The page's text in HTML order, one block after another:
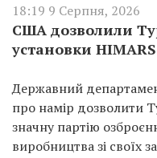
18:19 9 Серпня, 2026
США дозволили
установки HIMARS
Державний
про намір дозволити
значну партію
виробництва зі своїх